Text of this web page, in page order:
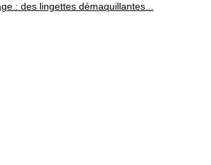
: des lingettes démaquillantes...